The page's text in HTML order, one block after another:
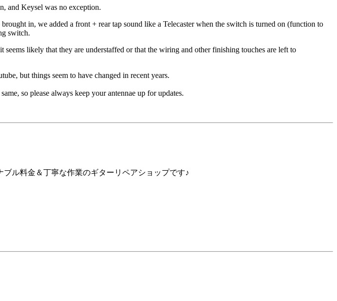
and Keysel was no exception.
in, we added a front + rear tap sound like a Telecaster when the switch is turned on (function to
switch.
likely that they are understaffed or that the wiring and other finishing touches are left to
but things seem to have changed in recent years.
so please always keep your antennae up for updates.
ル料金＆丁寧な作業のギターリペアショップです♪